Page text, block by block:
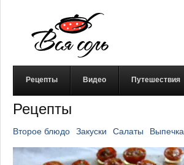
Рецепты Видео Путешествия
Рецепты
Второе блюдо Закуски Салаты Выпечка